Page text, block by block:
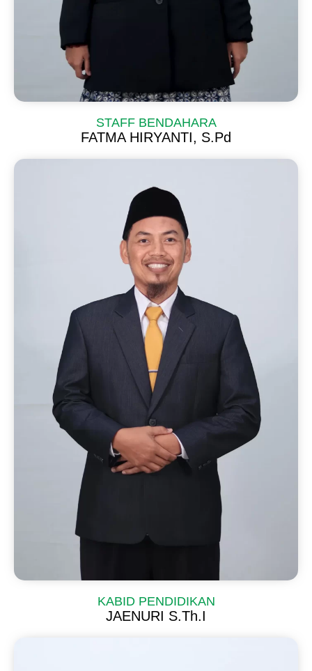
STAFF BENDAHARA
FATMA HIRYANTI, S.Pd
KABID PENDIDIKAN
JAENURI S.Th.I